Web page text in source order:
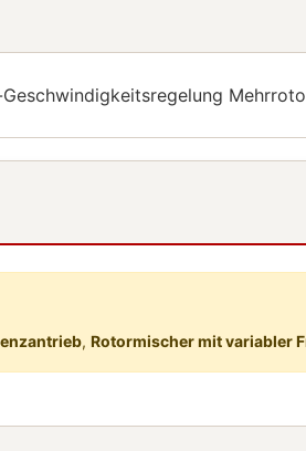
, Rotormischer mit variabler